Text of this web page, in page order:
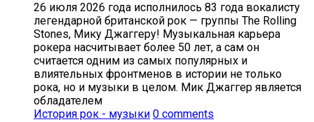
26 июля 2026 года исполнилось 83 года вокалисту
легендарной британской рок — группы The Rolling
Stones, Мику Джаггеру! Музыкальная карьера
рокера насчитывает более 50 лет, а сам он
считается одним из самых популярных и
влиятельных фронтменов в истории не только
рока, но и музыки в целом. Мик Джаггер является
обладателем
История рок - музыки 0 comments